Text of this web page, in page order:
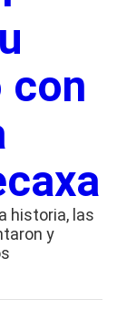
con
historia, las
y